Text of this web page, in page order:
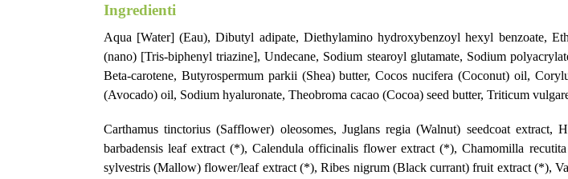
Ingredienti
Aqua [Water] (Eau), Dibutyl adipate, Diethylamino hydroxybenzoyl hexyl benzoate,
(nano) [Tris-biphenyl triazine], Undecane, Sodium stearoyl glutamate, Sodium
Beta-carotene, Butyrospermum parkii (Shea) butter, Cocos nucifera (Coconut) oil,
(Avocado) oil, Sodium hyaluronate, Theobroma cacao (Cocoa) seed butter, Triticum
Carthamus tinctorius (Safflower) oleosomes, Juglans regia (Walnut) seedcoat
barbadensis leaf extract (*), Calendula officinalis flower extract (*), Chamomilla
sylvestris (Mallow) flower/leaf extract (*), Ribes nigrum (Black currant) fruit extract (*),